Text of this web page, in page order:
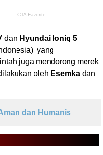
dan Hyundai Ioniq 5
yang
juga mendorong merek
oleh Esemka dan
dan Humanis